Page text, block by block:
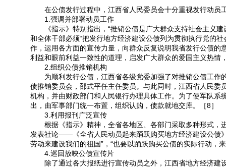
在公债发行过程中，江西省人民委员会十分重视发行动员
1.强调并部署动员工作
《指示》特别指出，“推销公债是广大群众支持社会主义建
和全体干部必须“把发行地方经济建设公债列为贯彻执行党的
作，运用各方面的宣传力量，向群众反复说明我省发行公债
利益和眼前利益一致性的道理，启发广大群众的爱国主义热情
2.组织公债推销机构
为顺利发行公债，江西省各级党委加强了对推销公债工作
债推销委员会，邵式平任主任委员。与此同时，江西省人民
机构，并由财政部门和人民银行办理具体工作。为了使军队
出，由军事部门统一布置，组织认购，债款就地交库。［8］
3.利用报刊广泛宣传
根据《指示》精神，全省各地区、各部门采取多种形式，
发表社论——《全省人民动员起来踊跃购买地方经济建设公债
劳动来建设我们的祖国”，“也要以踊跃购买公债的实际行动，
4.巡回放映公债宣传片
除了通过各大报纸进行宣传动员之外，江西省地方经济建